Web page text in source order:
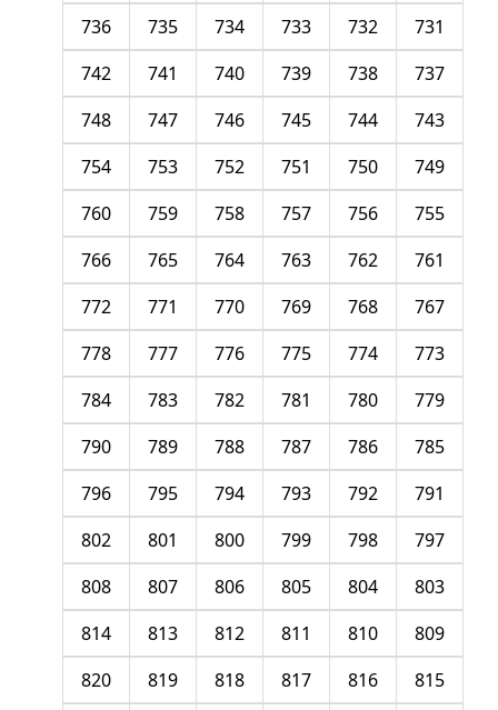
731
732
733
734
735
736
737
738
739
740
741
742
743
744
745
746
747
748
749
750
751
752
753
754
755
756
757
758
759
760
761
762
763
764
765
766
767
768
769
770
771
772
773
774
775
776
777
778
779
780
781
782
783
784
785
786
787
788
789
790
791
792
793
794
795
796
797
798
799
800
801
802
803
804
805
806
807
808
809
810
811
812
813
814
815
816
817
818
819
820